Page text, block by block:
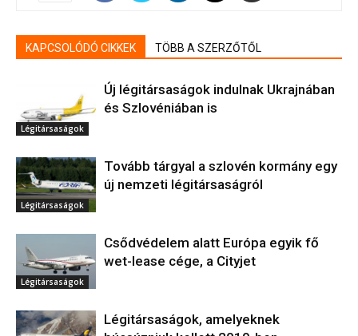
KAPCSOLÓDÓ CIKKEK TÖBB A SZERZŐTŐL
Légitársaságok
Új légitársaságok indulnak Ukrajnában
és Szlovéniában is
Légitársaságok
Tovább tárgyal a szlovén kormány egy
új nemzeti légitársaságról
Légitársaságok
Csődvédelem alatt Európa egyik fő
wet-lease cége, a Cityjet
Légitársaságok, amelyeknek